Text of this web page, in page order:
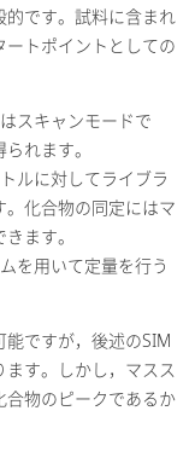
です。試料に含まれ
トポイントとしての
スキャンモードで
れます。
ルに対してライブラ
。化合物の同定にはマ
ます。
を用いて定量を行う
ですが，後述のSIM
す。しかし，マスス
合物のピークであるか